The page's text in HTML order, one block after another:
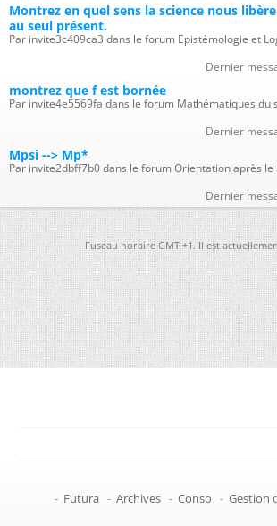
Montrez en quel sens la science nous
au seul présent.
Par invite3c409ca3 dans le forum Epistémologie et
Dernier
montrez que f est bornée
Par invite4e5569fa dans le forum Mathématiques du
Dernier
Mpsi --> Mp*
Par invite2dbff7b0 dans le forum Orientation après le
Dernier
Fuseau horaire GMT +1. Il est
- Futura - Archives - Conso - Gestion